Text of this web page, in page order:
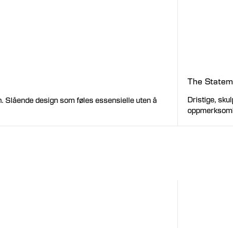
design som føles essensielle uten å
The
Dristige,